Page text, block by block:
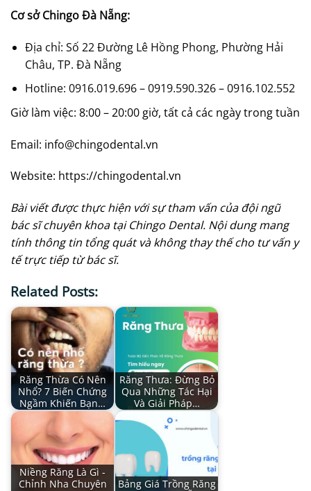
Cơ sở Chingo Đà Nẵng:
Địa chỉ: Số 22 Đường Lê Hồng Phong, Phường Hải
Châu, TP. Đà Nẵng
Hotline: 0916.019.696 – 0919.590.326 – 0916.102.552
Giờ làm việc: 8:00 – 20:00 giờ, tất cả các ngày trong tuần
Email: info@chingodental.vn
Website: https://chingodental.vn
Bài viết được thực hiện với sự tham vấn của đội ngũ
bác sĩ chuyên khoa tại Chingo Dental. Nội dung mang
tính thông tin tổng quát và không thay thế cho tư vấn y
tế trực tiếp từ bác sĩ.
Related Posts:
Răng Thừa Có Nên
Nhổ? 7 Biến Chứng
Ngầm Khiến Bạn…
Răng Thưa: Đừng Bỏ
Qua Những Tác Hại
Và Giải Pháp…
Niềng Răng Là Gì -
Chỉnh Nha Chuyên
Bảng Giá Trồng Răng